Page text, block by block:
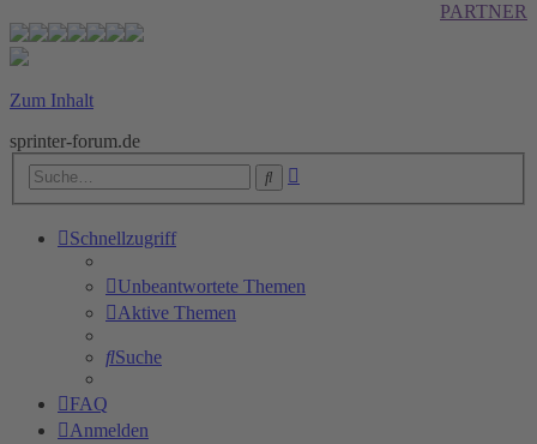
PARTNER
Zum Inhalt
sprinter-forum.de
Suche
Schnellzugriff
Unbeantwortete Themen
Aktive Themen
Suche
FAQ
Anmelden